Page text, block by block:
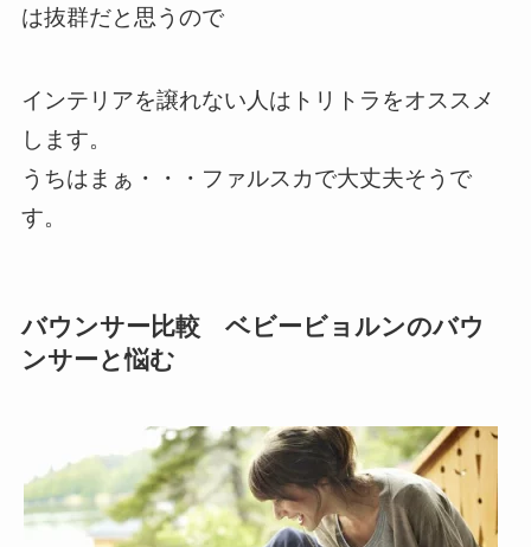
は抜群だと思うので
インテリアを譲れない人はトリトラをオススメ
します。
うちはまぁ・・・ファルスカで大丈夫そうで
す。
バウンサー比較 ベビービョルンのバウ
ンサーと悩む